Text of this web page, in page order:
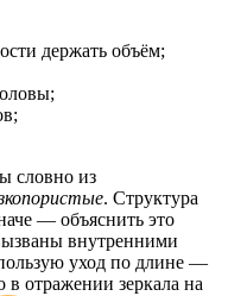
держать объём;
словно из
. Структура
— объяснить это
внутренними
уход по длине —
в отражении зеркала на